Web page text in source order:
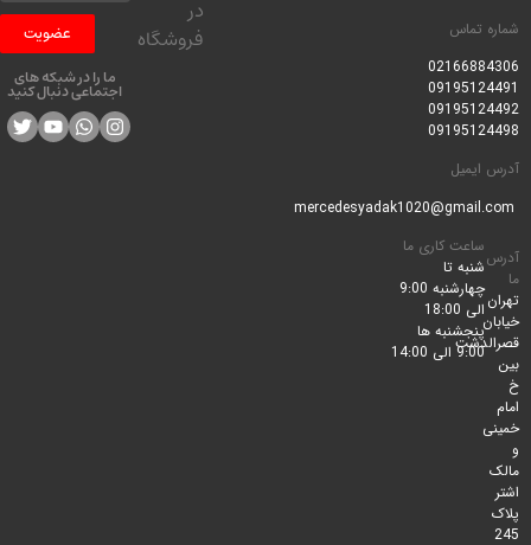
تماس
ساعت کاری ما
شنبه تا
چهارشنبه 9:00
الی 18:00
پنجشنبه ها
9:00 الی 14:00
فروشگاه
عضویت
ما را در شبکه های
اجتماعی دنبال کنید